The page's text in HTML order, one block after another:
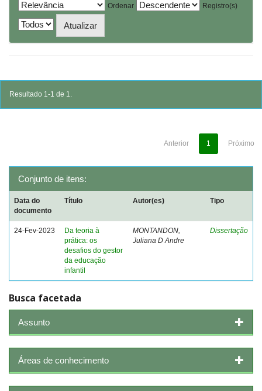
Ordenar
Registro(s)
Resultado 1-1 de 1.
Anterior 1 Próximo
Conjunto de itens:
Data do
documento
Título Autor(es) Tipo
24-Fev-2023
Da teoria à
prática: os
desafios do gestor
da educação
infantil
MONTANDON,
Juliana D Andre
Dissertação
Busca facetada
Assunto
Áreas de conhecimento